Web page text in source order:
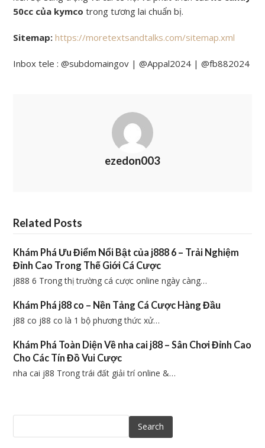
50cc của kymco trong tương lai chuẩn bị.
Sitemap: https://moretextsandtalks.com/sitemap.xml
Inbox tele : @subdomaingov | @Appal2024 | @fb882024
ezedon003
Related Posts
Khám Phá Ưu Điểm Nổi Bật của j888 6 – Trải Nghiệm
Đỉnh Cao Trong Thế Giới Cá Cược
j888 6 Trong thị trường cá cược online ngày càng…
Khám Phá j88 co – Nền Tảng Cá Cược Hàng Đầu
j88 co j88 co là 1 bộ phương thức xử…
Khám Phá Toàn Diện Về nha cai j88 – Sân Chơi Đỉnh Cao
Cho Các Tín Đồ Vui Cược
nha cai j88 Trong trái đất giải trí online &…
Search